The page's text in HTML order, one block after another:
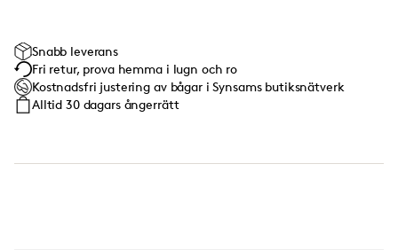
Snabb leverans
Fri retur, prova hemma i lugn och ro
Kostnadsfri justering av bågar i Synsams butiksnätverk
Alltid 30 dagars ångerrätt